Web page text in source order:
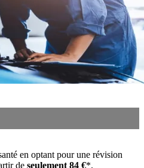
en optant pour une révision
de seulement 84 €*.